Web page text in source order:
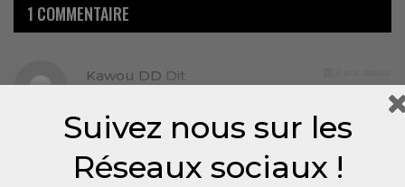
1 COMMENTAIRE
Kawou DD Dit
subventionnés pour semer le désordre occupationnel et,
faire oublier le peuple,les vrais problèmes du jour en
Guinée.
Suivez nous sur les
Réseaux sociaux !